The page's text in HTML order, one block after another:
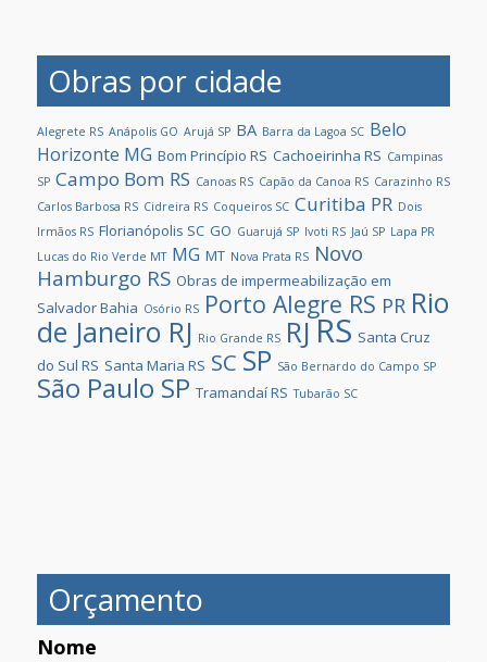
Obras por cidade
Alegrete RS Anápolis GO Arujá SP BA Barra da Lagoa SC Belo
Horizonte MG Bom Princípio RS Cachoeirinha RS Campinas
SP Campo Bom RS Canoas RS Capão da Canoa RS Carazinho RS
Carlos Barbosa RS Cidreira RS Coqueiros SC Curitiba PR Dois
Irmãos RS Florianópolis SC GO Guarujá SP Ivoti RS Jaú SP Lapa PR
Lucas do Rio Verde MT MG MT Nova Prata RS Novo
Hamburgo RS Obras de impermeabilização em
Salvador Bahia Osório RS Porto Alegre RS PR Rio
de Janeiro RJ Rio Grande RS RJRS Santa Cruz
do Sul RS Santa Maria RS SC SP São Bernardo do Campo SP
São Paulo SP Tramandaí RS Tubarão SC
Orçamento
Nome